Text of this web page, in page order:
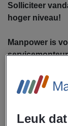
Solliciteer
hoger niveau!
Manpower is
Als
met de
Leuk